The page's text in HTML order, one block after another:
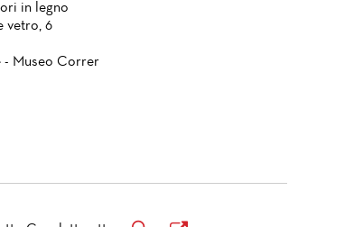
in legno
vetro, 6
- Museo Correr